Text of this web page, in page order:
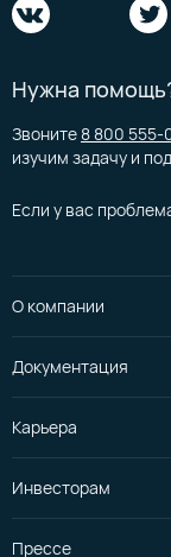
Нужна
Звоните 8 800 555-
изучим задачу и
Если у вас
О компании
Документация
Карьера
Инвесторам
Прессе